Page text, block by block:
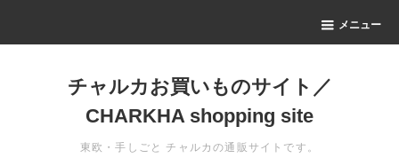
メニュー
チャルカお買いものサイト／
CHARKHA shopping site
東欧・手しごと チャルカの通販サイトです。